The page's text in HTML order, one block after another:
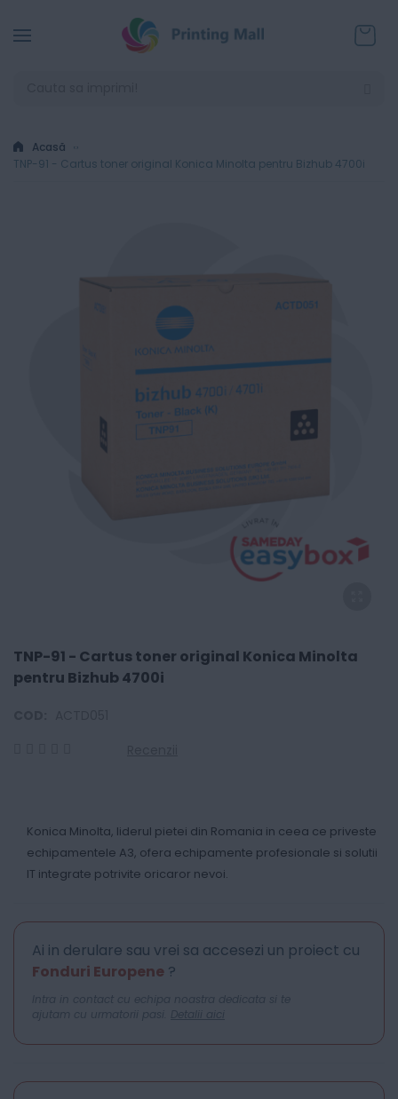
Acasă
TNP-91 - Cartus toner original Konica Minolta pentru Bizhub 4700i
TNP-91 - Cartus toner original Konica Minolta
pentru Bizhub 4700i
Konica Minolta, liderul pietei din Romania in ceea ce priveste
echipamentele A3, ofera echipamente profesionale si solutii
IT integrate potrivite oricaror nevoi.
Ai in derulare sau vrei sa accesezi un proiect cu
Fonduri Europene ?
Intra in contact cu echipa noastra dedicata si te
ajutam cu urmatorii pasi. Detalii aici